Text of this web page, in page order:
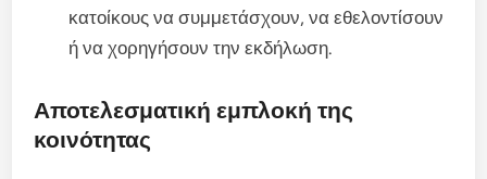
κατοίκους να συμμετάσχουν, να εθελοντίσουν
ή να χορηγήσουν την εκδήλωση.
Αποτελεσματική εμπλοκή της
κοινότητας